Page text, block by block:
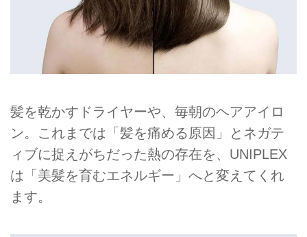
髪を乾かすドライヤーや、毎朝のヘアアイロ
ン。これまでは「髪を痛める原因」とネガテ
ィブに捉えがちだった熱の存在を、UNIPLEX
は「美髪を育むエネルギー」へと変えてくれ
ます。